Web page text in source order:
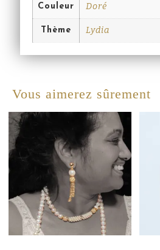
Couleur Doré
Thème Lydia
Vous aimerez sûrement